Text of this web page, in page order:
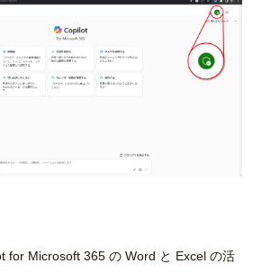
for Microsoft 365 の Word と Excel の活